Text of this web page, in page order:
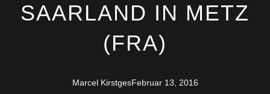
SAARLAND IN METZ
(FRA)
Marcel KirstgesFebruar 13, 2016